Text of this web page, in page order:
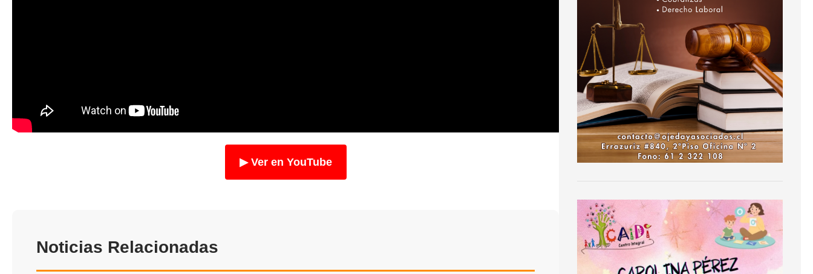
▶ Ver en YouTube
Noticias Relacionadas